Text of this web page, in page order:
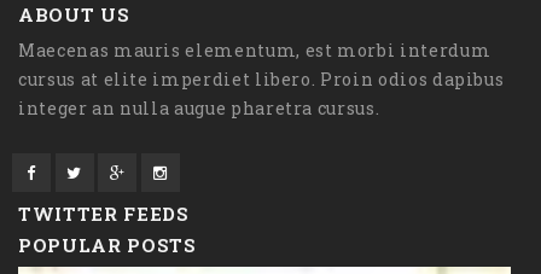
ABOUT US
Maecenas mauris elementum, est morbi interdum
cursus at elite imperdiet libero. Proin odios dapibus
integer an nulla augue pharetra cursus.
TWITTER FEEDS
POPULAR POSTS